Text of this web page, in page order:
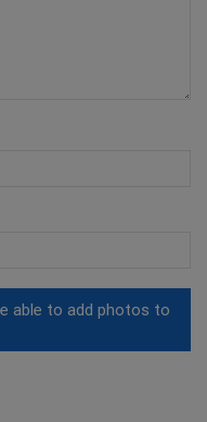
able to add photos to